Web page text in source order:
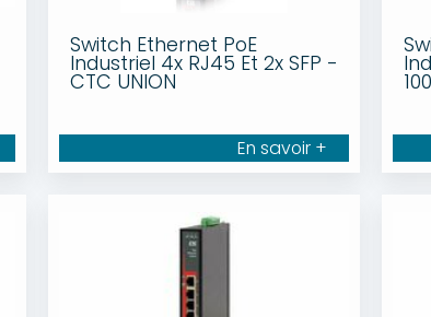
Switch Ethernet PoE
Industriel 4x RJ45 Et 2x SFP -
CTC UNION
En savoir +